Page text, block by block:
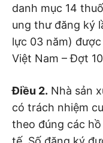
danh mục 14
ung thư đăng ký
lực 03 năm)
Việt Nam – Đợt
Điều 2. Nhà sản
có trách nhiệm
theo đúng các